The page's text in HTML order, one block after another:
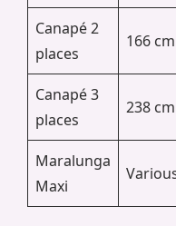
Canapé 2
places
166 cm
Canapé 3
places
238 cm
Maralunga
Maxi